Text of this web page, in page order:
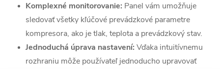
Komplexné monitorovanie: Panel vám umožňuje
sledovať všetky kľúčové prevádzkové parametre
kompresora, ako je tlak, teplota a prevádzkový stav.
Jednoduchá úprava nastavení: Vďaka intuitívnemu
rozhraniu môže používateľ jednoducho upravovať